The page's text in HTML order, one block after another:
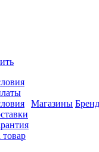
товар
Магазины